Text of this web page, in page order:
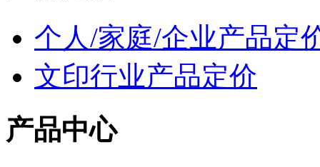
个人/家庭/企业产品定
文印行业产品定价
产品中心